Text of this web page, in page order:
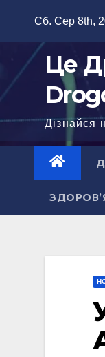
Сб. Сер 8th,
Це
Дізнайся